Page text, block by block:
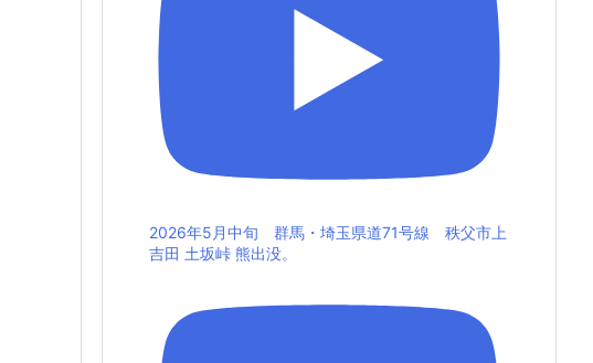
2026年5月中旬 群馬・埼玉県道71号線 秩父市上
吉田 土坂峠 熊出没。